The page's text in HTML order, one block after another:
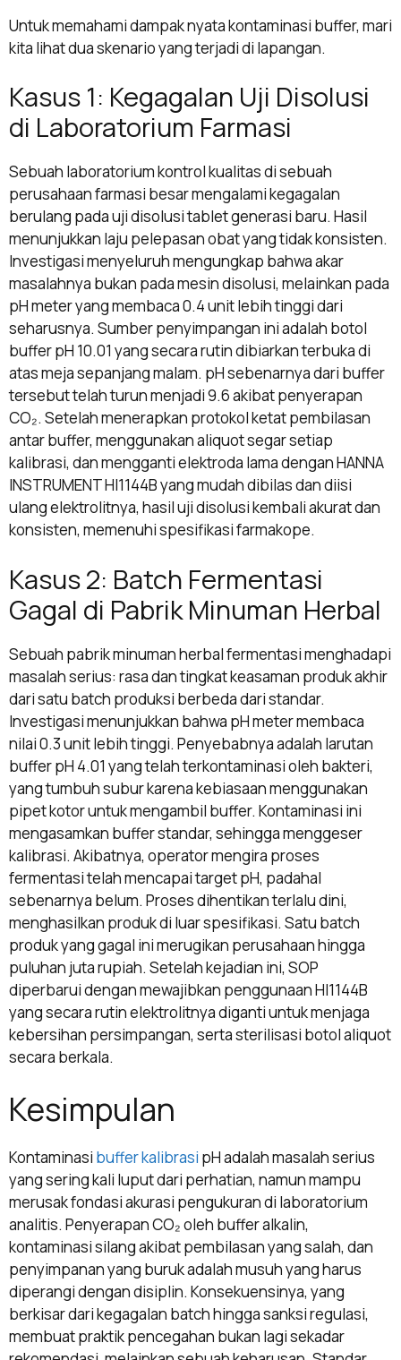
Untuk memahami dampak nyata kontaminasi buffer, mari
kita lihat dua skenario yang terjadi di lapangan.
Kasus 1: Kegagalan Uji Disolusi
di Laboratorium Farmasi
Sebuah laboratorium kontrol kualitas di sebuah
perusahaan farmasi besar mengalami kegagalan
berulang pada uji disolusi tablet generasi baru. Hasil
menunjukkan laju pelepasan obat yang tidak konsisten.
Investigasi menyeluruh mengungkap bahwa akar
masalahnya bukan pada mesin disolusi, melainkan pada
pH meter yang membaca 0.4 unit lebih tinggi dari
seharusnya. Sumber penyimpangan ini adalah botol
buffer pH 10.01 yang secara rutin dibiarkan terbuka di
atas meja sepanjang malam. pH sebenarnya dari buffer
tersebut telah turun menjadi 9.6 akibat penyerapan
CO₂. Setelah menerapkan protokol ketat pembilasan
antar buffer, menggunakan aliquot segar setiap
kalibrasi, dan mengganti elektroda lama dengan HANNA
INSTRUMENT HI1144B yang mudah dibilas dan diisi
ulang elektrolitnya, hasil uji disolusi kembali akurat dan
konsisten, memenuhi spesifikasi farmakope.
Kasus 2: Batch Fermentasi
Gagal di Pabrik Minuman Herbal
Sebuah pabrik minuman herbal fermentasi menghadapi
masalah serius: rasa dan tingkat keasaman produk akhir
dari satu batch produksi berbeda dari standar.
Investigasi menunjukkan bahwa pH meter membaca
nilai 0.3 unit lebih tinggi. Penyebabnya adalah larutan
buffer pH 4.01 yang telah terkontaminasi oleh bakteri,
yang tumbuh subur karena kebiasaan menggunakan
pipet kotor untuk mengambil buffer. Kontaminasi ini
mengasamkan buffer standar, sehingga menggeser
kalibrasi. Akibatnya, operator mengira proses
fermentasi telah mencapai target pH, padahal
sebenarnya belum. Proses dihentikan terlalu dini,
menghasilkan produk di luar spesifikasi. Satu batch
produk yang gagal ini merugikan perusahaan hingga
puluhan juta rupiah. Setelah kejadian ini, SOP
diperbarui dengan mewajibkan penggunaan HI1144B
yang secara rutin elektrolitnya diganti untuk menjaga
kebersihan persimpangan, serta sterilisasi botol aliquot
secara berkala.
Kesimpulan
Kontaminasi buffer kalibrasi pH adalah masalah serius
yang sering kali luput dari perhatian, namun mampu
merusak fondasi akurasi pengukuran di laboratorium
analitis. Penyerapan CO₂ oleh buffer alkalin,
kontaminasi silang akibat pembilasan yang salah, dan
penyimpanan yang buruk adalah musuh yang harus
diperangi dengan disiplin. Konsekuensinya, yang
berkisar dari kegagalan batch hingga sanksi regulasi,
membuat praktik pencegahan bukan lagi sekadar